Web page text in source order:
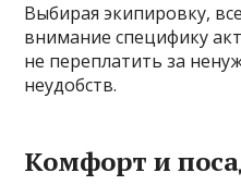
Выбирая экипировку,
внимание специфику
не переплатить за
неудобств.
Комфорт и